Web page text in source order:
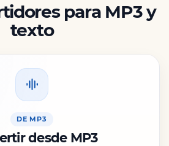
para MP3 y
texto
DE MP3
desde MP3